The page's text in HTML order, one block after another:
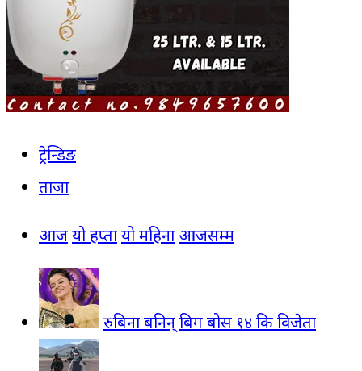
ट्रेन्डिङ
ताजा
आजयो हप्तायो महिना आजसम्म
रुबिना बनिन् बिग बोस १४ कि विजेता